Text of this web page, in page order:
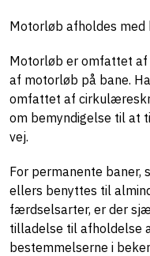
Motorløb afholdes med
Motorløb er omfattet
af motorløb på bane.
omfattet af
om bemyndigelse til at
vej.
For permanente baner,
ellers benyttes til
færdselsarter, er der
tilladelse til afholdelse
bestemmelserne i